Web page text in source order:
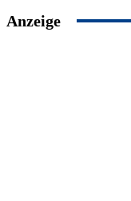
Anzeige